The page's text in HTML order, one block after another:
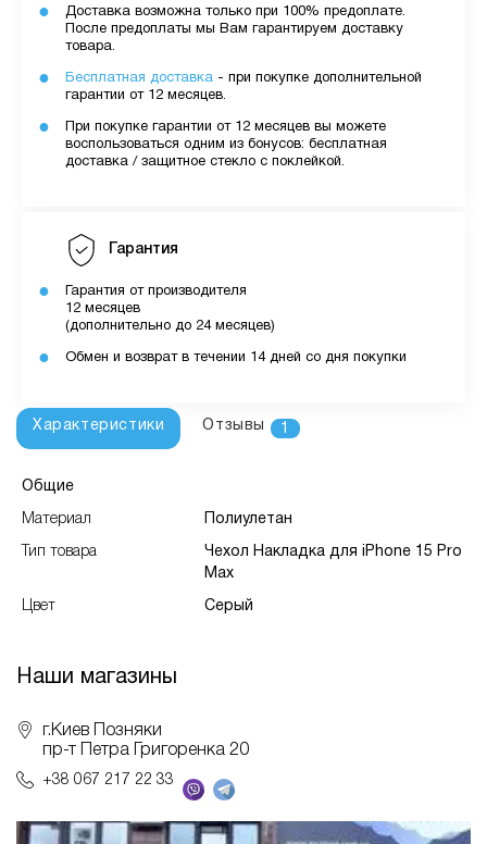
Доставка возможна только при 100% предоплате.
После предоплаты мы Вам гарантируем доставку
товара.
Бесплатная доставка - при покупке дополнительной
гарантии от 12 месяцев.
При покупке гарантии от 12 месяцев вы можете
воспользоваться одним из бонусов: бесплатная
доставка / защитное стекло с поклейкой.
Гарантия
Гарантия от производителя
12 месяцев
(дополнительно до 24 месяцев)
Обмен и возврат в течении 14 дней со дня покупки
Характеристики Отзывы 1
Общие
Материал Полиулетан
Тип товара
Чехол Накладка для iPhone 15 Pro
Max
Цвет Серый
Наши магазины
г.Киев Позняки
пр-т Петра Григоренка 20
+38 067 217 22 33